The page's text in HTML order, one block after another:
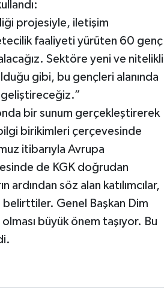
projesiyle, iletişim
faaliyeti yürüten 60 genç
Sektöre yeni ve nitelikli
gibi, bu gençleri alanında
bir sunum gerçekleştirerek
birikimleri çerçevesinde
itibarıyla Avrupa
de KGK doğrudan
ardından söz alan katılımcılar,
belirttiler. Genel Başkan Dim
büyük önem taşıyor. Bu